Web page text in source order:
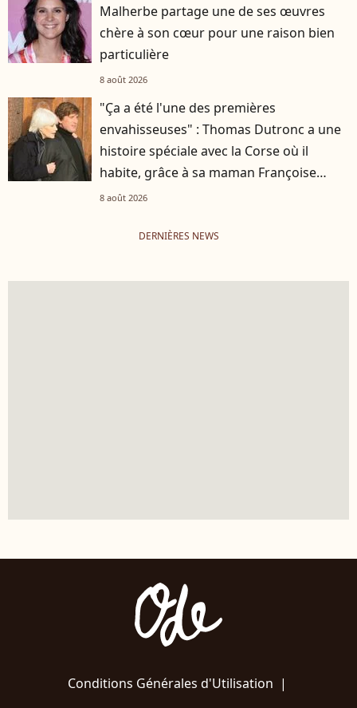
Malherbe partage une de ses œuvres
chère à son cœur pour une raison bien
particulière
8 août 2026
"Ça a été l'une des premières
envahisseuses" : Thomas Dutronc a une
histoire spéciale avec la Corse où il
habite, grâce à sa maman Françoise
Hardy
8 août 2026
DERNIÈRES NEWS
Conditions Générales d'Utilisation |